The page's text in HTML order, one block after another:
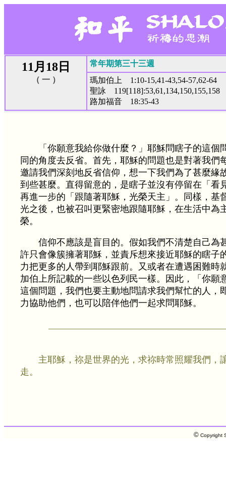
11月18日
（ 一 ）
常年期第三十三週
瑪加伯上 1:10-15,41-43,54-57,62-64
聖詠 119[118]:53,61,134,150,155,158
路加福音 18:35-43
「你願意我給你做什麼？」耶穌問瞎子的這個
同的角度去反省。首先，耶穌的問題也是對著我們
邀請我們深刻地反省信仰，想一下我們為了甚麼緣
到些甚麼。直得留意的，是瞎子並沒有停留在「看
再進一步的「跟隨著耶穌，光榮天主」。同樣，基
光之後，也被召叫更緊密地跟隨耶穌，在生活中為
榮。
信仰不應該是盲目的。假如我們不清楚自己為
許只會像簇擁著耶穌，並責斥想來接近耶穌的瞎子
力把更多的人帶到耶穌跟前。又或者在遭遇困難時
加伯上所記載的一些以色列民一樣。因此，「你願
這個問題，我們也要主動地問請求我們幫忙的人，
力協助他們，也可以陪伴他們一起求問耶穌。
主耶穌，祢是世界的光，求祢時常照耀我們，
走。
© Copyright